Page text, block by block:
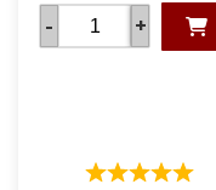
- +